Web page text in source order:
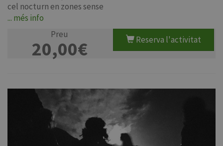
cel nocturn en zones sense
... més info
Preu
20,00€ Reserva l'activitat